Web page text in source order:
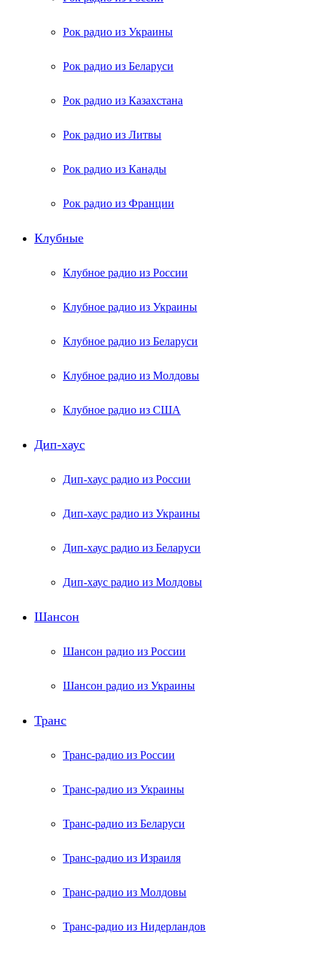
Рок радио из Украины
Рок радио из Беларуси
Рок радио из Казахстана
Рок радио из Литвы
Рок радио из Канады
Рок радио из Франции
Клубные
Клубное радио из России
Клубное радио из Украины
Клубное радио из Беларуси
Клубное радио из Молдовы
Клубное радио из США
Дип-хаус
Дип-хаус радио из России
Дип-хаус радио из Украины
Дип-хаус радио из Беларуси
Дип-хаус радио из Молдовы
Шансон
Шансон радио из России
Шансон радио из Украины
Транс
Транс-радио из России
Транс-радио из Украины
Транс-радио из Беларуси
Транс-радио из Израиля
Транс-радио из Молдовы
Транс-радио из Нидерландов